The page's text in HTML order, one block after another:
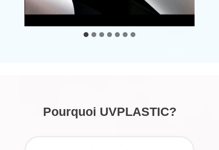
Pourquoi UVPLASTIC?